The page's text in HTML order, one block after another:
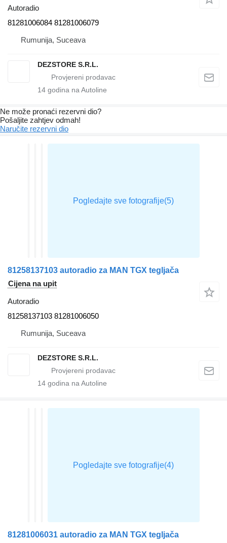
Autoradio
81281006084 81281006079
Rumunija, Suceava
DEZSTORE S.R.L.
14 godina na Autoline
Ne može pronaći rezervni dio?
Pošaljite zahtjev odmah!
Naručite rezervni dio
81258137103 autoradio za MAN TGX tegljača
Cijena na upit
Autoradio
81258137103 81281006050
Rumunija, Suceava
DEZSTORE S.R.L.
14 godina na Autoline
81281006031 autoradio za MAN TGX tegljača